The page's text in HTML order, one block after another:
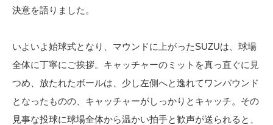
決意を語りました。
いよいよ始球式となり、マウンドに上がったSUZUは、球場
全体に丁寧にご挨拶。キャッチャーのミットを真っ直ぐに見
つめ、放たれたボールは、少し左側へと逸れてワンバウンド
となったものの、キャッチャーがしっかりとキャッチ。その
見事な投球に球場全体から温かい拍手と歓声が送られると、